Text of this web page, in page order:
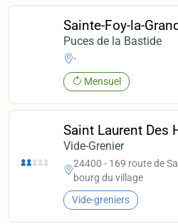
Sainte-Foy-la-
Puces de la Bastide
-
Mensuel
Saint Laurent Des
Vide-Grenier
24400 - 169 route de
bourg du village
Vide-greniers